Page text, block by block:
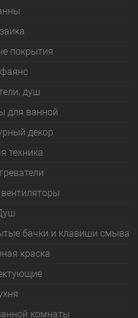
покрытия
душ
для ванной
декор
техника
бачки и клавиши смыва
краска
комнаты